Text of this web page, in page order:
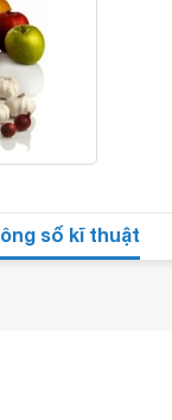
số kĩ thuật